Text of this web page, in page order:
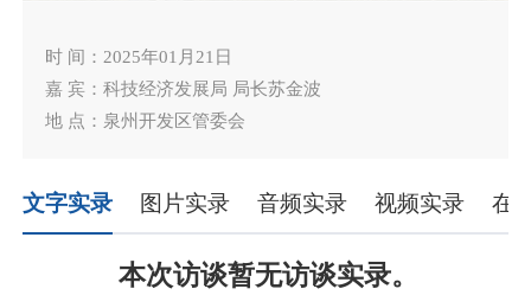
时 间：2025年01月21日
嘉 宾：科技经济发展局 局长苏金波
地 点：泉州开发区管委会
文字实录 图片实录 音频实录 视频实录 在
本次访谈暂无访谈实录。